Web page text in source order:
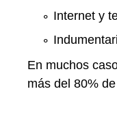
Internet y
En muchos
más del 80%